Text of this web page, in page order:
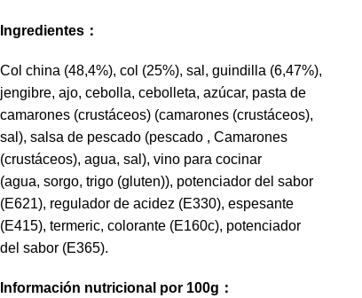
Ingredientes：
Col china (48,4%), col (25%), sal, guindilla (6,47%),
jengibre, ajo, cebolla, cebolleta, azúcar, pasta de
camarones (crustáceos) (camarones (crustáceos),
sal), salsa de pescado (pescado , Camarones
(crustáceos), agua, sal), vino para cocinar
(agua, sorgo, trigo (gluten)), potenciador del sabor
(E621), regulador de acidez (E330), espesante
(E415), termeric, colorante (E160c), potenciador
del sabor (E365).
Información nutricional por 100g：